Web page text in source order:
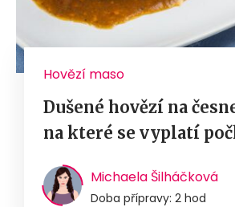
Hovězí maso
Dušené hovězí na
na které se vyplatí
Michaela Šilháčková
Doba přípravy: 2 hod